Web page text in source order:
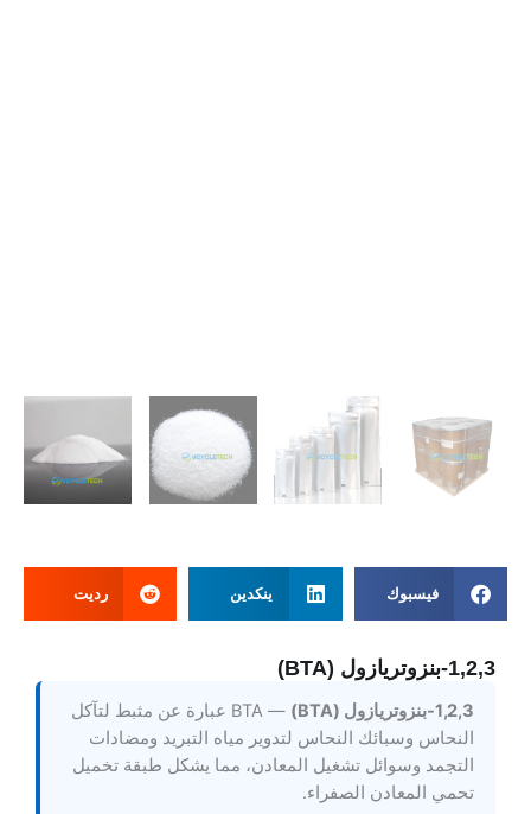
فيسبوك ينكدين رديت
1,2,3-بنزوتريازول (BTA)
1,2,3-بنزوتريازول (BTA)
— BTA عبارة عن مثبط لتآكل
النحاس وسبائك النحاس لتدوير مياه التبريد ومضادات
التجمد وسوائل تشغيل المعادن، مما يشكل طبقة تخميل
تحمي المعادن الصفراء.